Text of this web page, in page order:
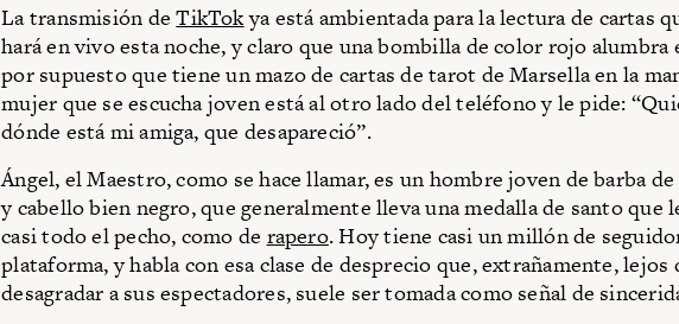
La transmisión deTikTokya está ambientada para la lectura de cartas
hará en vivo esta noche, y claro que una bombilla de color rojo alumbra
por supuesto que tiene un mazo de cartas de tarot de Marsella en la
mujer que se escucha joven está al otro lado del teléfono y le pide:
dónde está mi amiga, que desapareció”.
Ángel, el Maestro, como se hace llamar, es un hombre joven de barba
y cabello bien negro, que generalmente lleva una medalla de santo que
casi todo el pecho, como de rapero. Hoy tiene casi un millón de
plataforma, y habla con esa clase de desprecio que, extrañamente, lejos
desagradar a sus espectadores, suele ser tomada como señal de